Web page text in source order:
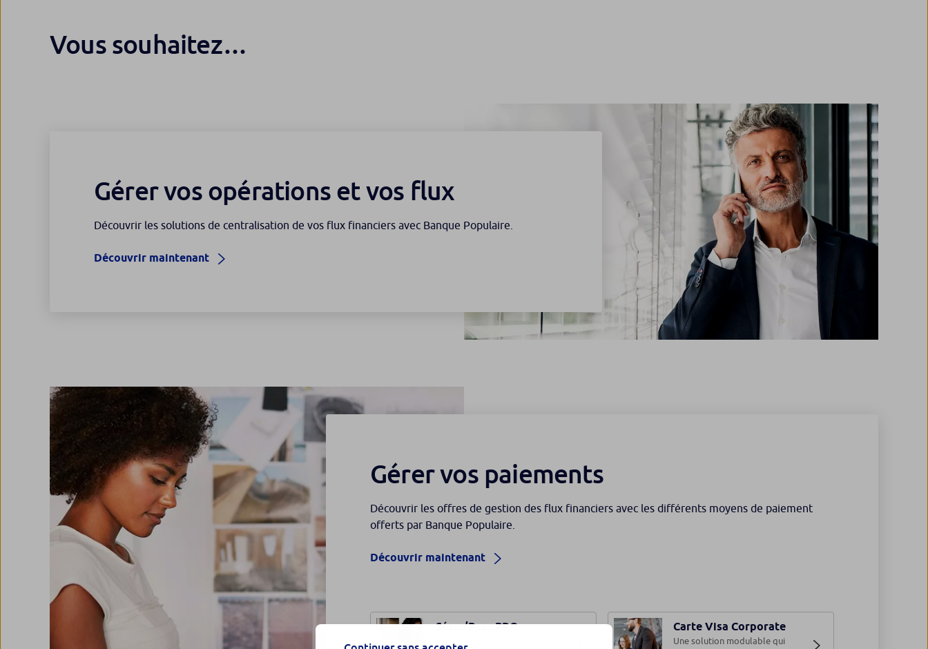
Vous souhaitez…
Gérer vos opérations et vos flux
Découvrir les solutions de centralisation de vos flux financiers avec Banque Populaire.
Découvrir maintenant
Gérer vos paiements
Découvrir les offres de gestion des flux financiers avec les différents moyens de paiement
offerts par Banque Populaire.
Découvrir maintenant
Sécur’Pass PRO Carte Visa Corporate
Une solution modulable qui